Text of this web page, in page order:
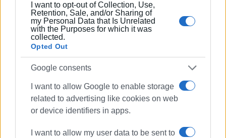
I want to opt-out of Collection, Use,
Retention, Sale, and/or Sharing of
my Personal Data that Is Unrelated
with the Purposes for which it was
collected.
Opted Out
Google consents
I want to allow Google to enable storage
related to advertising like cookies on web
or device identifiers in apps.
I want to allow my user data to be sent to
διαμόρφωση προσωπικότητας. Να ξεκαθαρίσουμε ότι η
πρόληψη δεν περιορίζεται στην ενημέρωση ή στην
παροχή πληροφοριών, αλλά στην ελευθερία να ζούμε
συνειδητά , κυρίαρχοι του εαυτού μας και όχι να
εγκλωβιζόμαστε σε καλούπια και πρότυπα ψεύτικα. Το
Σάββατο τα παιδιά και μέσα από το χάντμπολ θα
δείξουν κόκκινη κάρτα σε όλα τα ναρκωτικά».